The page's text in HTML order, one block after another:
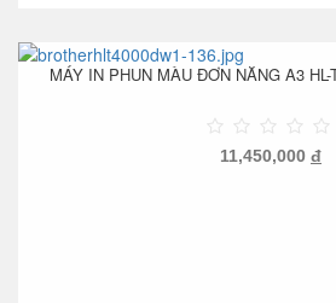
MÁY IN PHUN MÀU ĐƠN NĂNG A3
11,450,000 đ